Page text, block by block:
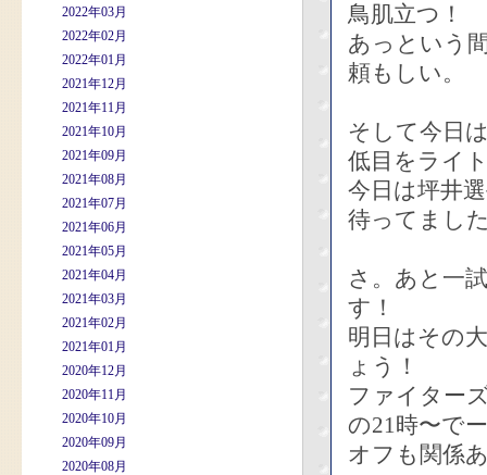
2022年03月
2022年02月
2022年01月
2021年12月
2021年11月
2021年10月
2021年09月
2021年08月
2021年07月
2021年06月
2021年05月
2021年04月
2021年03月
2021年02月
2021年01月
2020年12月
2020年11月
2020年10月
2020年09月
2020年08月
鳥肌立つ！
あっという
頼もしい。
そして今日
低目をライ
今日は坪井
待ってまし
さ。あと一
す！
明日はその
ょう！
ファイター
の21時〜で
オフも関係